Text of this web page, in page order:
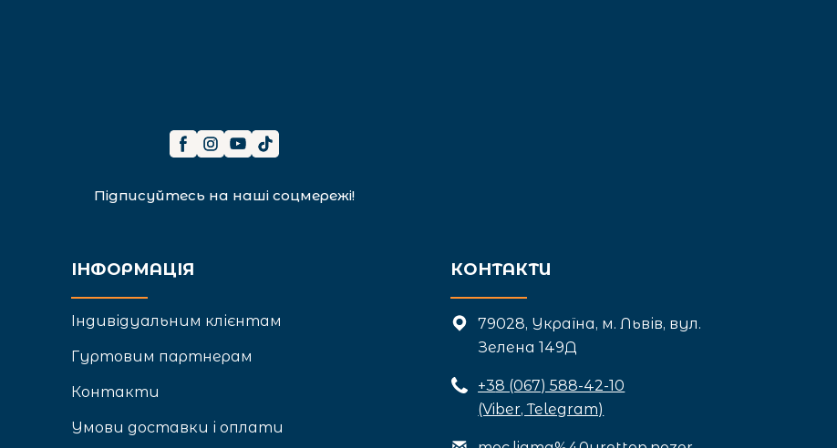
Підписуйтесь на наші соцмережі!
ІНФОРМАЦІЯ
Індивідуальним клієнтам
Гуртовим партнерам
Контакти
Умови доставки і оплати
КОНТАКТИ
79028, Україна, м. Львів, вул.
Зелена 149Д
+38 (067) 588-42-10
(Viber, Telegram)